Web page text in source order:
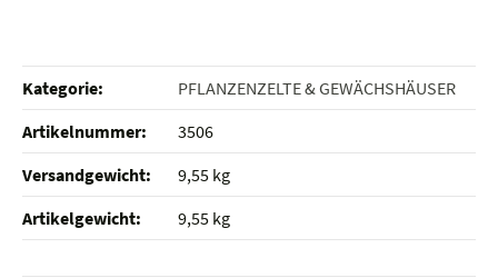
Kategorie:
PFLANZENZELTE & GEWÄCHSHÄUSER
Artikelnummer:
3506
Versandgewicht‍:
9,55 kg
Artikelgewicht‍:
9,55 kg